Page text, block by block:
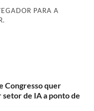
PARA A
Congresso quer
de IA a ponto de